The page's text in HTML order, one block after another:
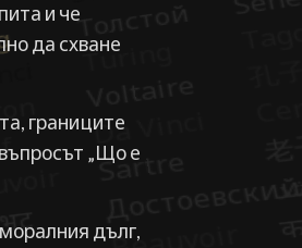
и че
да схване
границите
„Що е
дълг,